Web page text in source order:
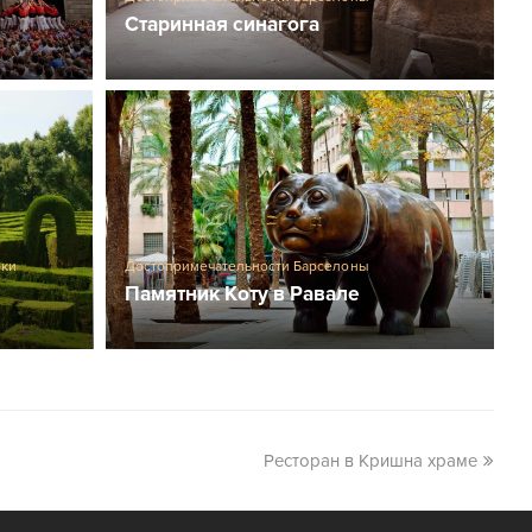
Старинная синагога
Достопримечательности Барселоны
Памятник Коту в Равале
Ресторан в Кришна храме